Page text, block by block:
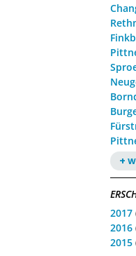
+
2017
2016
2015